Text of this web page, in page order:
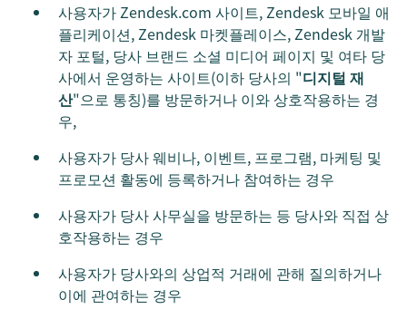
사용자가 Zendesk.com 사이트, Zendesk 모바일 애
플리케이션, Zendesk 마켓플레이스, Zendesk 개발
자 포털, 당사 브랜드 소셜 미디어 페이지 및 여타 당
사에서 운영하는 사이트(이하 당사의 "디지털 재
산"으로 통칭)를 방문하거나 이와 상호작용하는 경
우,
사용자가 당사 웨비나, 이벤트, 프로그램, 마케팅 및
프로모션 활동에 등록하거나 참여하는 경우
사용자가 당사 사무실을 방문하는 등 당사와 직접 상
호작용하는 경우
사용자가 당사와의 상업적 거래에 관해 질의하거나
이에 관여하는 경우